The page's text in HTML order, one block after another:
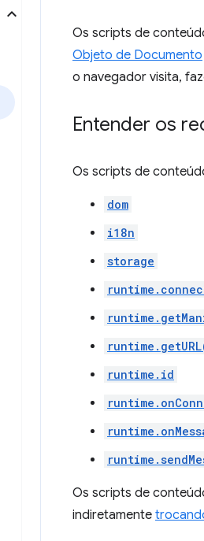
Os scripts de
Objeto de Documento
o navegador visita,
Entender os
Os scripts de
dom
i18n
storage
runtime.id
Os scripts de
indiretamente